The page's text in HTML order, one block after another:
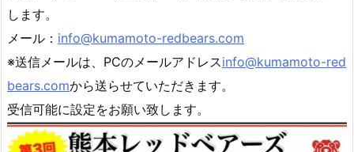
します。
メール： info@kumamoto-redbears.com
※送信メールは、PCのメールアドレスinfo@kumamoto-red
bears.comから送らせていただきます。
受信可能に設定をお願い致します。